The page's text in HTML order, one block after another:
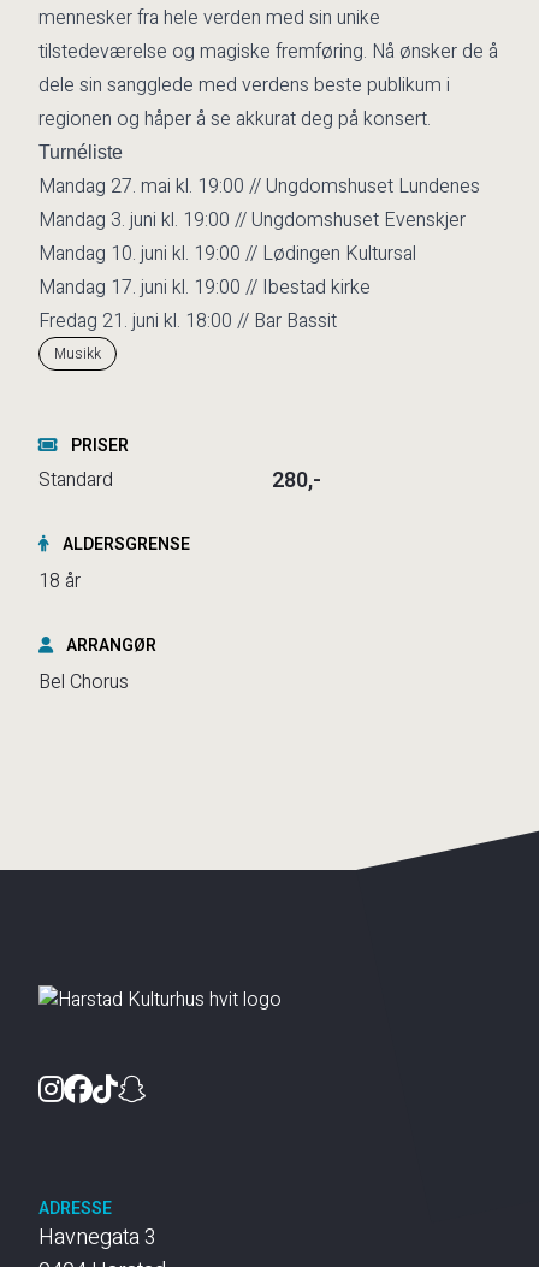
mennesker fra hele verden med sin unike
tilstedeværelse og magiske fremføring. Nå ønsker de å
dele sin sangglede med verdens beste publikum i
regionen og håper å se akkurat deg på konsert.
Turnéliste
Mandag 27. mai kl. 19:00 // Ungdomshuset Lundenes
Mandag 3. juni kl. 19:00 // Ungdomshuset Evenskjer
Mandag 10. juni kl. 19:00 // Lødingen Kultursal
Mandag 17. juni kl. 19:00 // Ibestad kirke
Fredag 21. juni kl. 18:00 // Bar Bassit
Musikk
PRISER
Standard 280,-
ALDERSGRENSE
18 år
ARRANGØR
Bel Chorus
Instagram
Facebook
TikTok
ADRESSE
Havnegata 3